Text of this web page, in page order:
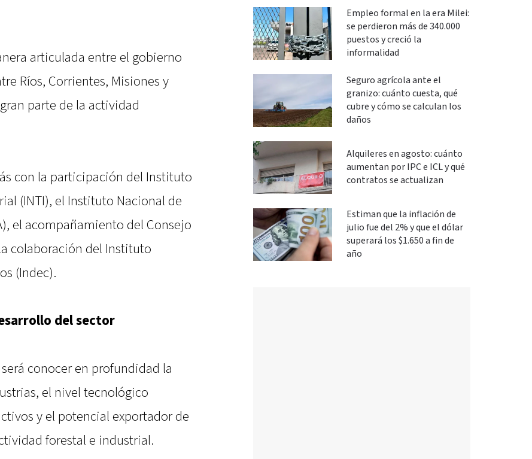
articulada entre el gobierno
Ríos, Corrientes, Misiones y
parte de la actividad
con la participación del Instituto
(INTI), el Instituto Nacional de
el acompañamiento del Consejo
colaboración del Instituto
(Indec).
del sector
conocer en profundidad la
el nivel tecnológico
y el potencial exportador de
forestal e industrial.
Empleo formal en la era Milei:
se perdieron más de 340.000
puestos y creció la
informalidad
Seguro agrícola ante el
granizo: cuánto cuesta, qué
cubre y cómo se calculan los
daños
Alquileres en agosto: cuánto
aumentan por IPC e ICL y qué
contratos se actualizan
Estiman que la inflación de
julio fue del 2% y que el dólar
superará los $1.650 a fin de
año